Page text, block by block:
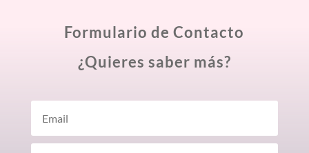
Formulario de Contacto
¿Quieres saber más?